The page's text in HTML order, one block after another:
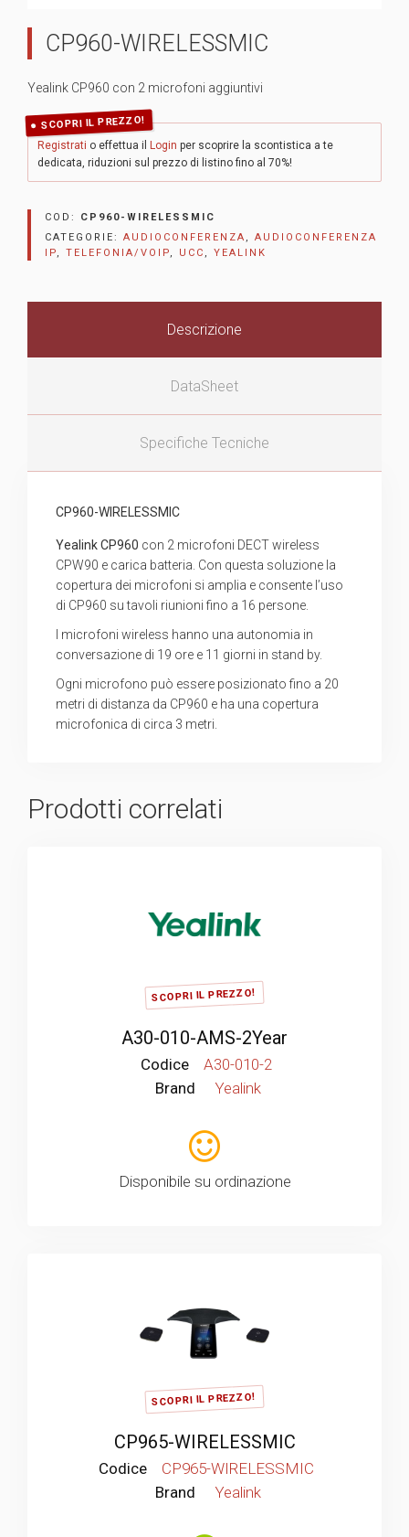
CP960-WIRELESSMIC
Yealink CP960 con 2 microfoni aggiuntivi
SCOPRI IL PREZZO!
Registrati o effettua il Login per scoprire la scontistica a te
dedicata, riduzioni sul prezzo di listino fino al 70%!
COD: CP960-WIRELESSMIC
CATEGORIE: AUDIOCONFERENZA , AUDIOCONFERENZA
IP, TELEFONIA/VOIP, UCC , YEALINK
Descrizione
DataSheet
Specifiche Tecniche
CP960-WIRELESSMIC
Yealink CP960 con 2 microfoni DECT wireless
CPW90 e carica batteria. Con questa soluzione la
copertura dei microfoni si amplia e consente l’uso
di CP960 su tavoli riunioni fino a 16 persone.
I microfoni wireless hanno una autonomia in
conversazione di 19 ore e 11 giorni in stand by.
Ogni microfono può essere posizionato fino a 20
metri di distanza da CP960 e ha una copertura
microfonica di circa 3 metri.
Prodotti correlati
SCOPRI IL PREZZO!
A30-010-AMS-2Year
Codice
A30-010-2
Brand
Yealink
Disponibile su ordinazione
SCOPRI IL PREZZO!
CP965-WIRELESSMIC
Codice
CP965-WIRELESSMIC
Brand
Yealink